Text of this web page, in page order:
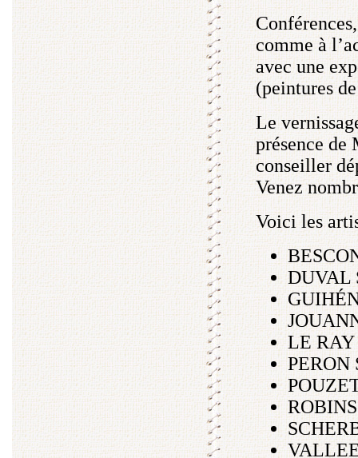
comme à
avec une
(peintures
Le
présence de
conseiller
Venez
Voici les
DUVAL
LE
PERON